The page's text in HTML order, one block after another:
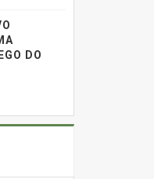
DO